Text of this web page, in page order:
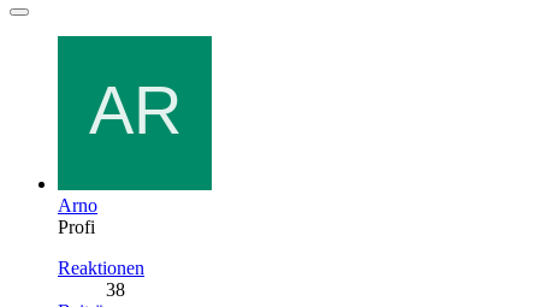
Arno
Profi
Reaktionen
38